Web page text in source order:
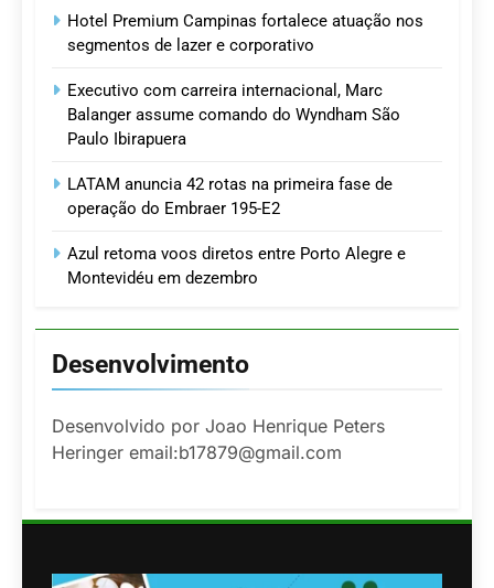
Hotel Premium Campinas fortalece atuação nos
segmentos de lazer e corporativo
Executivo com carreira internacional, Marc
Balanger assume comando do Wyndham São
Paulo Ibirapuera
LATAM anuncia 42 rotas na primeira fase de
operação do Embraer 195-E2
Azul retoma voos diretos entre Porto Alegre e
Montevidéu em dezembro
Desenvolvimento
Desenvolvido por Joao Henrique Peters
Heringer email:b17879@gmail.com